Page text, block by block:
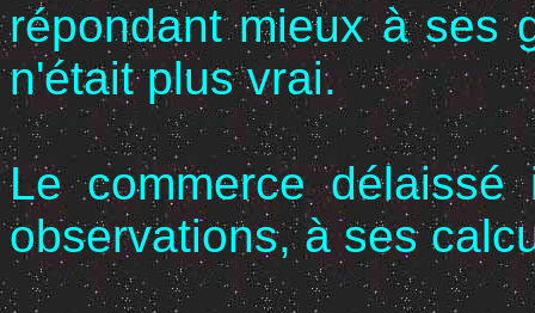
répondant mieux à ses
n'était plus vrai.
Le commerce
observations, à ses